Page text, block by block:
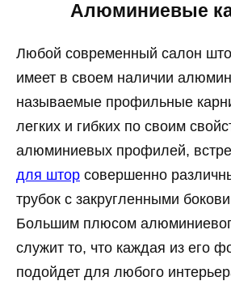
Алюминиевые
Любой современный салон
имеет в своем наличии
называемые профильные
легких и гибких по своим
алюминиевых профилей,
для штор совершенно
трубок с закругленными
Большим плюсом
служит то, что каждая из его
подойдет для любого